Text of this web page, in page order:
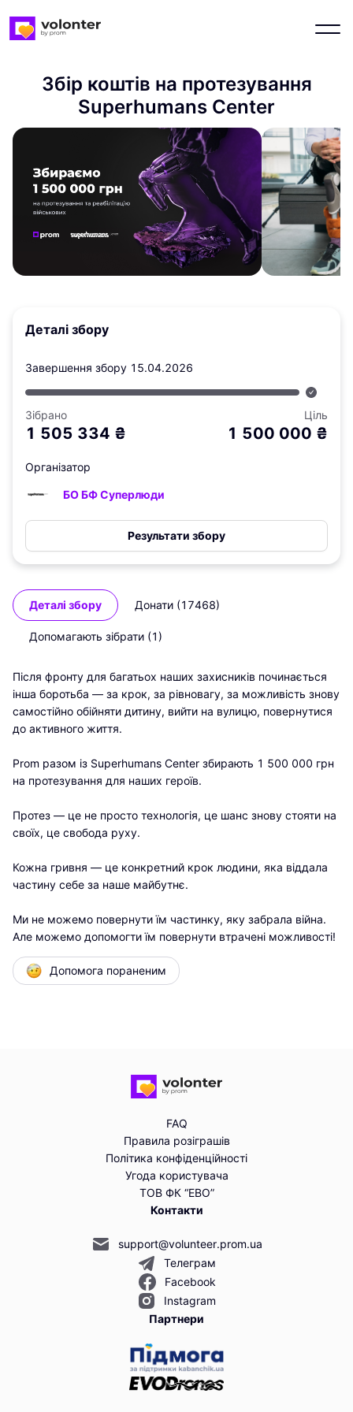
Збір коштів на протезування
Superhumans Center
Деталі збору
Завершення збору 15.04.2026
Зібрано
1 505 334 ₴
Ціль
1 500 000 ₴
Організатор
БО БФ Суперлюди
Результати збору
Деталі збору Донати (17468)
Допомагають зібрати (1)
Після фронту для багатьох наших захисників починається
інша боротьба — за крок, за рівновагу, за можливість знову
самостійно обійняти дитину, вийти на вулицю, повернутися
до активного життя.
Prom разом із Superhumans Center збирають 1 500 000 грн
на протезування для наших героїв.
Протез — це не просто технологія, це шанс знову стояти на
своїх, це свобода руху.
Кожна гривня — це конкретний крок людини, яка віддала
частину себе за наше майбутнє.
Ми не можемо повернути їм частинку, яку забрала війна.
Але можемо допомогти їм повернути втрачені можливості!
Допомога пораненим
FAQ
Правила розіграшів
Політика конфіденційності
Угода користувача
ТОВ ФК “ЕВО”
Контакти
support@volunteer.prom.ua
Телеграм
Facebook
Instagram
Партнери